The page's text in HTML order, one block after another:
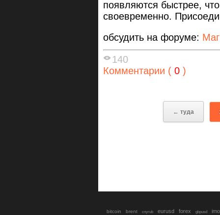
появляются быстрее,
своевременно.
обсудить на форуме:
140
Комментарии ( 0 )
← туда
bitcoin brent cnyrub eurusd forex gbpusd